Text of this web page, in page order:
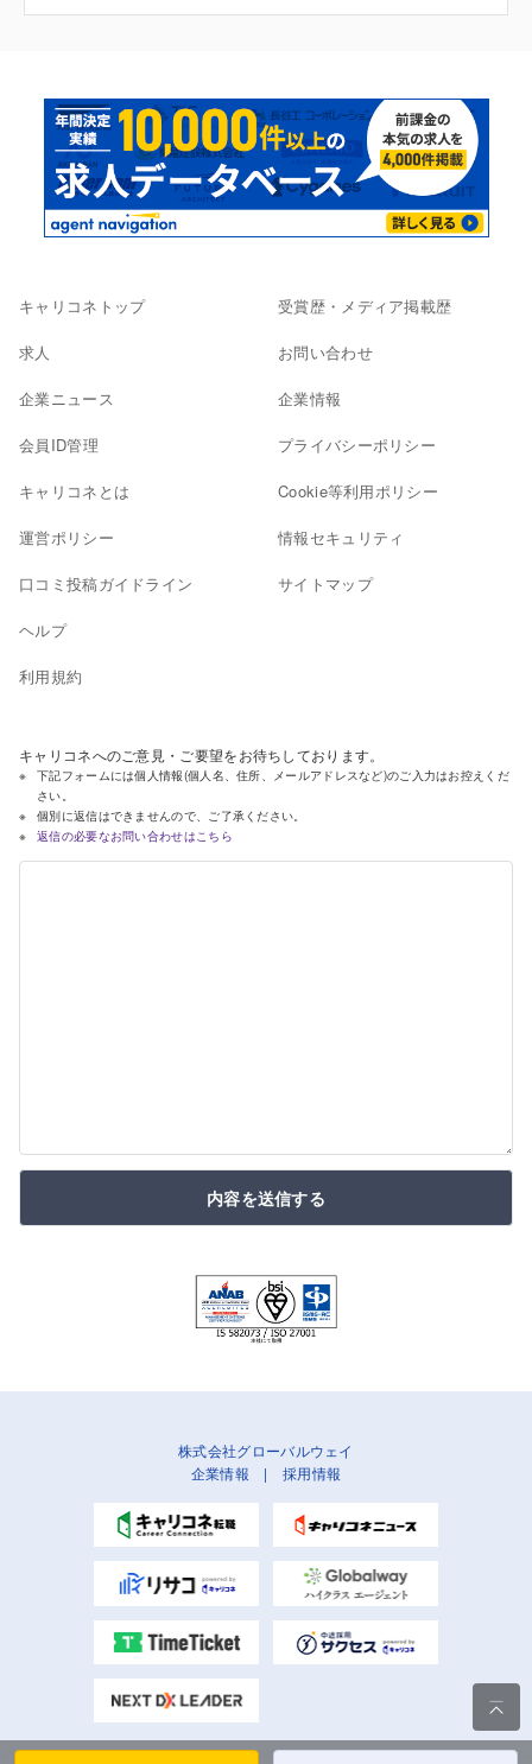
キャリコネトップ
求人
企業ニュース
会員ID管理
キャリコネとは
運営ポリシー
口コミ投稿ガイドライン
ヘルプ
利用規約
受賞歴・メディア掲載歴
お問い合わせ
企業情報
プライバシーポリシー
Cookie等利用ポリシー
情報セキュリティ
サイトマップ
キャリコネへのご意見・ご要望をお待ちしております。
下記フォームには個人情報(個人名、住所、メールアドレスなど)のご入力はお控えくだ
さい。
個別に返信はできませんので、ご了承ください。
返信の必要なお問い合わせはこちら
内容を送信する
株式会社グローバルウェイ
企業情報 | 採用情報
